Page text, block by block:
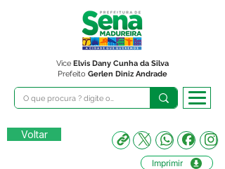
Prefeito Gerlen Diniz Andrade
Vice Elvis Dany Cunha da Silva
Voltar
Imprimir